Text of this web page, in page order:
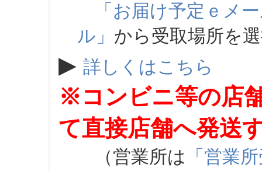
「お届け予定ｅメ
ル」 から受取場所を
▶ 詳しくはこちら
※コンビニ等の店
て直接店舗へ発送
（営業所は 「営業